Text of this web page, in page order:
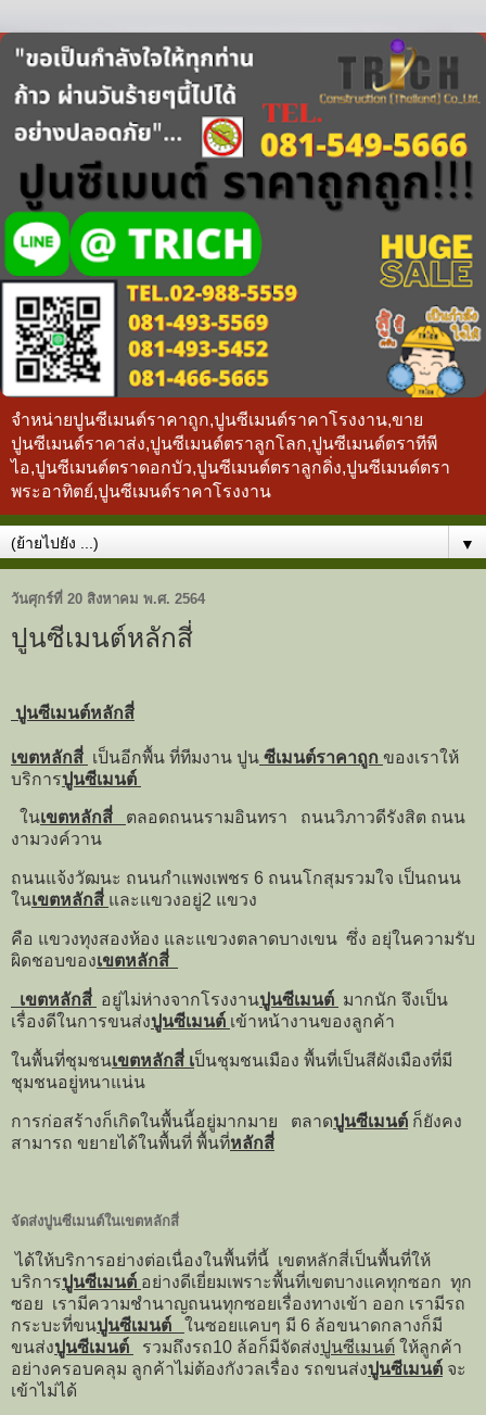
จำหน่ายปูนซีเมนต์ราคาถูก,ปูนซีเมนต์ราคาโรงงาน,ขาย
ปูนซีเมนต์ราคาส่ง,ปูนซีเมนต์ตราลูกโลก,ปูนซีเมนต์ตราทีพี
ไอ,ปูนซีเมนต์ตราดอกบัว,ปูนซีเมนต์ตราลูกดิ่ง,ปูนซีเมนต์ตรา
พระอาทิตย์,ปูนซีเมนต์ราคาโรงงาน
▼
วันศุกร์ที่ 20 สิงหาคม พ.ศ. 2564
ปูนซีเมนต์หลักสี่
ปูนซีเมนต์หลักสี่
เขตหลักสี่ เป็นอีกพื้น ที่ทีมงาน ปูน ซีเมนต์ราคาถูก ของเราให้
บริการปูนซีเมนต์
ในเขตหลักสี่ ตลอดถนนรามอินทรา ถนนวิภาวดีรังสิต ถนน
งามวงค์วาน
ถนนแจ้งวัฒนะ ถนนกำแพงเพชร 6 ถนนโกสุมรวมใจ เป็นถนน
ในเขตหลักสี่ และแขวงอยู่2 แขวง
คือ แขวงทุงสองห้อง และแขวงตลาดบางเขน ซึ่ง อยุ่ในความรับ
ผิดชอบของเขตหลักสี่
เขตหลักสี่ อยู่ไม่ห่างจากโรงงานปูนซีเมนต์ มากนัก จึงเป็น
เรื่องดีในการขนส่งปูนซีเมนต์ เข้าหน้างานของลูกค้า
ในพื้นที่ชุมชนเขตหลักสี่ เป็นชุมชนเมือง พื้นที่เป็นสีผังเมืองที่มี
ชุมชนอยู่หนาแน่น
การก่อสร้างก็เกิดในพื้นนี้อยู่มากมาย ตลาดปูนซีเมนต์ ก็ยังคง
สามารถ ขยายได้ในพื้นที่ พื้นที่หลักสี่
จัดส่งปูนซีเมนต์ในเขตหลักสี่
ได้ให้บริการอย่างต่อเนื่องในพื้นที่นี้ เขตหลักสี่เป็นพื้นที่ให้
บริการปูนซีเมนต์ อย่างดีเยี่ยมเพราะพื้นที่เขตบางแคทุกซอก ทุก
ซอย เรามีความชำนาญถนนทุกซอยเรื่องทางเข้า ออก เรามีรถ
กระบะที่ขนปูนซีเมนต์ ในซอยแคบๆ มี 6 ล้อขนาดกลางก็มี
ขนส่งปูนซีเมนต์ รวมถึงรถ10 ล้อก็มีจัดส่งปูนซีเมนต์ ให้ลูกค้า
อย่างครอบคลุม ลูกค้าไม่ต้องกังวลเรื่อง รถขนส่งปูนซีเมนต์ จะ
เข้าไม่ได้